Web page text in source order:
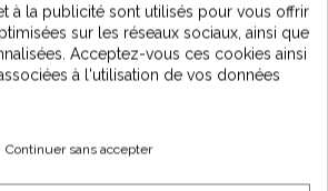
pour
Cartouche de filtration
à la publicité sont utilisés pour vous offrir
sur les réseaux sociaux, ainsi que
Acceptez-vous ces cookies ainsi
à l'utilisation de vos données
Continuer sans accepter